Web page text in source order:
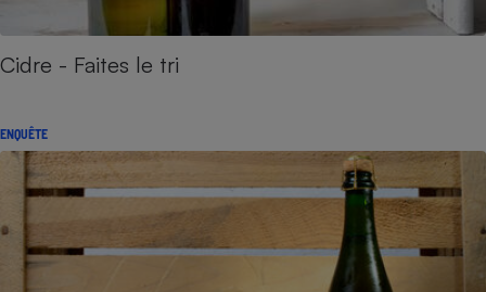
Cidre - Faites le tri
ENQUÊTE